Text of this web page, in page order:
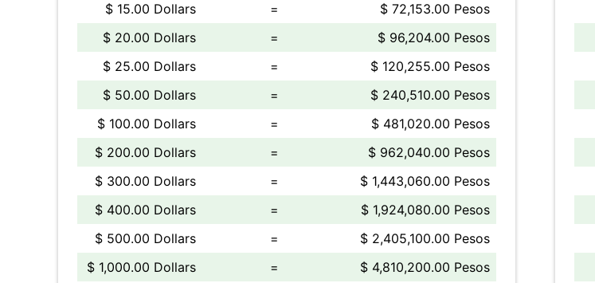
$ 15.00 Dollars
=
$ 72,153.00 Pesos
$ 20.00 Dollars
=
$ 96,204.00 Pesos
$ 25.00 Dollars
=
$ 120,255.00 Pesos
$ 50.00 Dollars
=
$ 240,510.00 Pesos
$ 100.00 Dollars
=
$ 481,020.00 Pesos
$ 200.00 Dollars
=
$ 962,040.00 Pesos
$ 300.00 Dollars
=
$ 1,443,060.00 Pesos
$ 400.00 Dollars
=
$ 1,924,080.00 Pesos
$ 500.00 Dollars
=
$ 2,405,100.00 Pesos
$ 1,000.00 Dollars
= $ 4,810,200.00 Pesos